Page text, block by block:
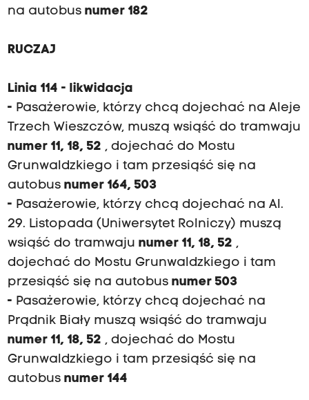
na autobus numer 182
RUCZAJ
Linia 114 - likwidacja
- Pasażerowie, którzy chcą dojechać na Aleje
Trzech Wieszczów, muszą wsiąść do tramwaju
numer 11, 18, 52 , dojechać do Mostu
Grunwaldzkiego i tam przesiąść się na
autobus numer 164, 503
- Pasażerowie, którzy chcą dojechać na Al.
29. Listopada (Uniwersytet Rolniczy) muszą
wsiąść do tramwaju numer 11, 18, 52 ,
dojechać do Mostu Grunwaldzkiego i tam
przesiąść się na autobus numer 503
- Pasażerowie, którzy chcą dojechać na
Prądnik Biały muszą wsiąść do tramwaju
numer 11, 18, 52 , dojechać do Mostu
Grunwaldzkiego i tam przesiąść się na
autobus numer 144